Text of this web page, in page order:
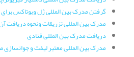
گرفتن مدرک بین المللی ژل وبوتاکس
مدرک بین المللی تزریقات ونحوه دریافت
دریافت مدرک بین المللی قنادی
مدرک بین المللی معتبر لیفت و